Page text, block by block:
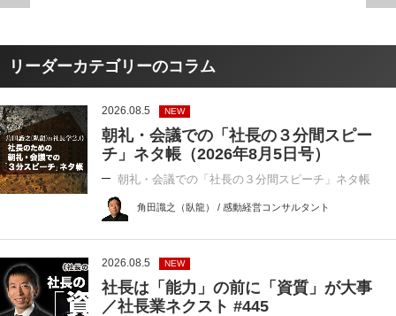
リーダーカテゴリーのコラム
2026.08.5 NEW
朝礼・会議での「社長の３分間スピー
チ」ネタ帳（2026年8月5日号）
朝礼・会議での「社長の３分間スピーチ」ネタ帳
角田識之（臥龍） / 感動経営コンサルタント
2026.08.5 NEW
社長は「能力」の前に「資質」が大事
／社長業ネクスト #445